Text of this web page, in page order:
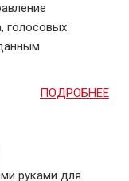
голосовых
ПОДРОБНЕЕ
руками для